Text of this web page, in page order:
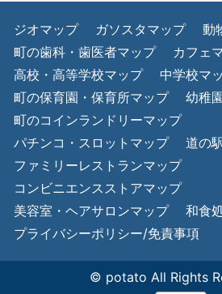
ジオマップ ガソスタマップ
動
町の歯科・歯医者マップ
カフェ
高校・高等学校マップ
中学校マ
町の保育園・保育所マップ
幼稚
町のコインランドリーマップ
パチンコ・スロットマップ
道の
ファミリーレストランマップ
コンビニエンスストアマップ
美容室・ヘアサロンマップ
和食
プライバシーポリシー/免責事項
© potato All Rights